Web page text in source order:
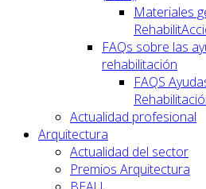
Materiales
FAQs sobre las
rehabilitación
FAQS
Actualidad profesional
Arquitectura
Actualidad del sector
Premios Arquitectura